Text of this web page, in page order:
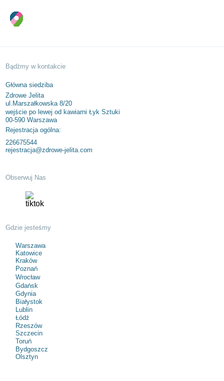
Bądźmy w kontakcie
Główna siedziba
Zdrowe Jelita
ul.Marszałkowska 8/20
wejście po lewej od kawiarni Łyk Sztuki
00-590 Warszawa
Rejestracja ogólna:
226675544
rejestracja@zdrowe-jelita.com
Obserwuj Nas
Gdzie jesteśmy
Warszawa
Katowice
Kraków
Poznań
Wrocław
Gdańsk
Gdynia
Białystok
Lublin
Łódź
Rzeszów
Szczecin
Toruń
Bydgoszcz
Olsztyn